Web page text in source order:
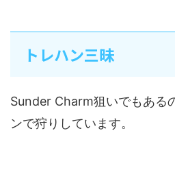
トレハン三昧
Sunder Charm狙いでもある
ンで狩りしています。